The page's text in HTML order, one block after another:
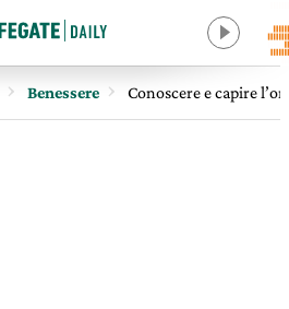
Benessere Conoscere e capire